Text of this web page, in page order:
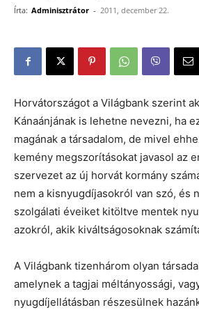
Írta: Adminisztrátor - 2011, december 22.
Horvátországot a Világbank szerint
Kánaánjának is lehetne nevezni, ha
magának a társadalom, de mivel
kemény megszorításokat javasol az
szervezet az új horvát kormány
nem a kisnyugdíjasokról van szó, és
szolgálati éveiket kitöltve mentek
azokról, akik kiváltságosoknak
A Világbank tizenhárom olyan
amelynek a tagjai méltányossági,
nyugdíjellátásban részesülnek